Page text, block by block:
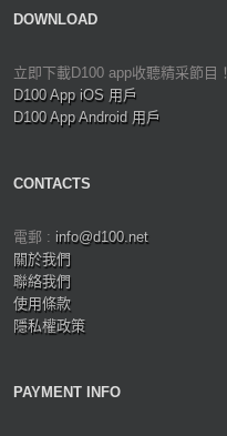
DOWNLOAD
立即下載D100 app收聽精采節目！
D100 App iOS 用戶
D100 App Android 用戶
CONTACTS
電郵 : info@d100.net
關於我們
聯絡我們
使用條款
隱私權政策
PAYMENT INFO